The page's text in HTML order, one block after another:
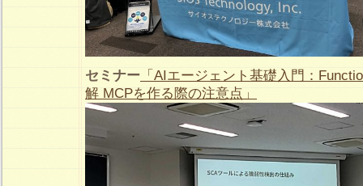
セミナー 「AIエージェント基礎入門：
解 MCPを作る際の注意点」